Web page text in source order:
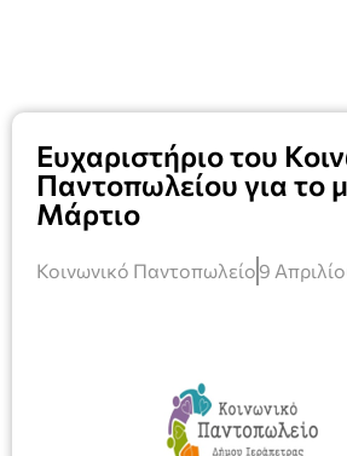
Ευχαριστήριο του
Παντοπωλείου για το
Μάρτιο
Κοινωνικό Παντοπωλείο 9